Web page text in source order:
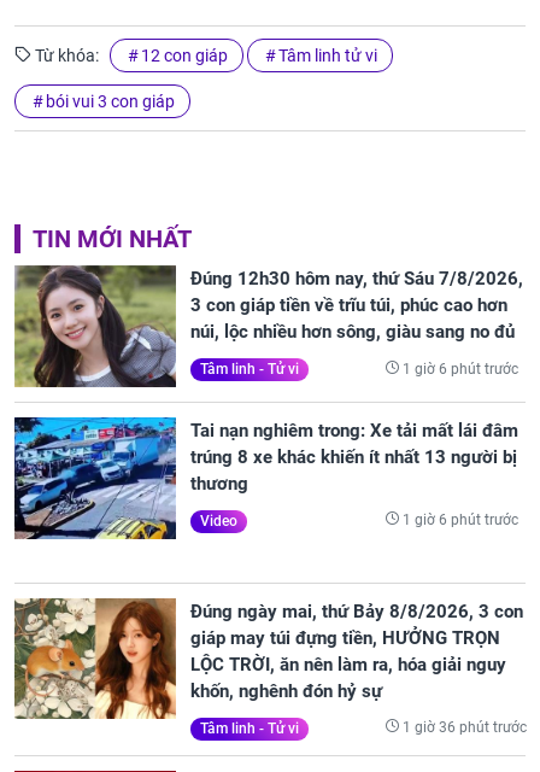
Từ khóa: 12 con giáp Tâm linh tử vi
bói vui 3 con giáp
TIN MỚI NHẤT
Đúng 12h30 hôm nay, thứ Sáu 7/8/2026,
3 con giáp tiền về trĩu túi, phúc cao hơn
núi, lộc nhiều hơn sông, giàu sang no đủ
Tâm linh - Tử vi 1 giờ 6 phút trước
Tai nạn nghiêm trong: Xe tải mất lái đâm
trúng 8 xe khác khiến ít nhất 13 người bị
thương
Video 1 giờ 6 phút trước
Đúng ngày mai, thứ Bảy 8/8/2026, 3 con
giáp may túi đựng tiền, HƯỞNG TRỌN
LỘC TRỜI, ăn nên làm ra, hóa giải nguy
khốn, nghênh đón hỷ sự
Tâm linh - Tử vi 1 giờ 36 phút trước